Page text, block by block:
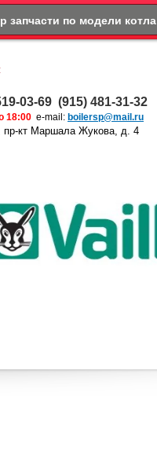
03-69 (915) 481-31-32
18:00 e-mail: boilersp@mail.ru
пр-кт Маршала Жукова, д. 4
запчасти по модели котла